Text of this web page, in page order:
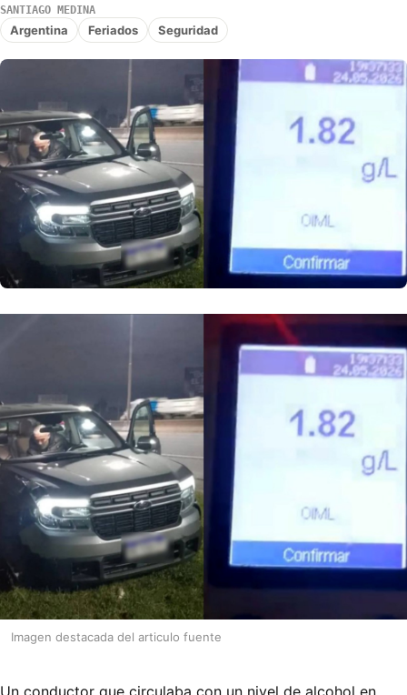
SANTIAGO MEDINA
Argentina Feriados Seguridad
Imagen destacada del articulo fuente